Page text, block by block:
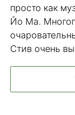
просто как
Йо Ма.
Стив очень